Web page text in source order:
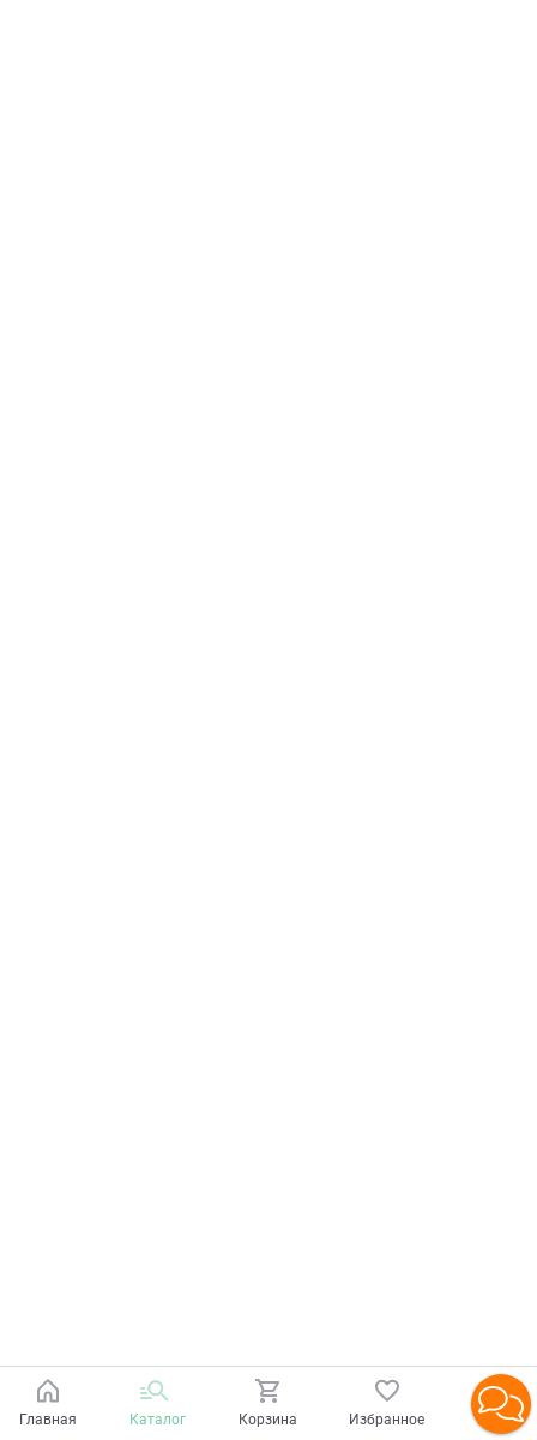
Главная Каталог Корзина Избранное Войти